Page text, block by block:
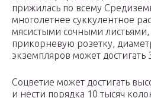
прижилась по всему
многолетнее суккулентное
мясистыми сочными
прикорневую розетку,
экземпляров может достигать
Соцветие может достигать
и нести порядка 10 тысяч